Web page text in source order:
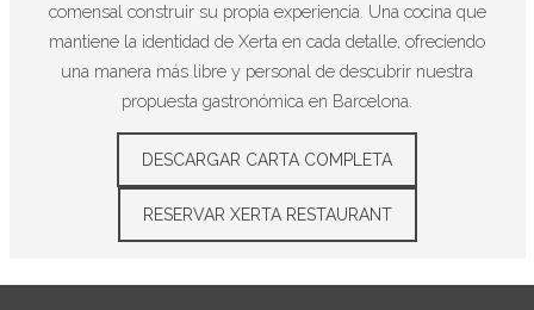
comensal construir su propia experiencia. Una cocina que
mantiene la identidad de Xerta en cada detalle, ofreciendo
una manera más libre y personal de descubrir nuestra
propuesta gastronómica en Barcelona.
DESCARGAR CARTA COMPLETA
RESERVAR XERTA RESTAURANT